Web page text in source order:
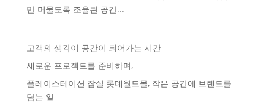
만 머물도록 조율된 공간...
고객의 생각이 공간이 되어가는 시간
새로운 프로젝트를 준비하며,
플레이스테이션 잠실 롯데월드몰, 작은 공간에 브랜드를
담는 일